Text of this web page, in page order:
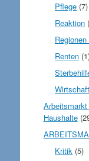
Pflege (7)
Reaktion
Renten
Haushalte
Kritik (5)